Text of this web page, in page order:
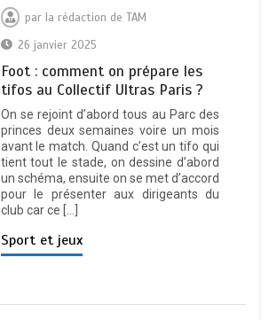
par la rédaction de TAM
26 janvier 2025
Foot : comment on prépare les
tifos au Collectif Ultras Paris ?
On se rejoint d’abord tous au Parc des
princes deux semaines voire un mois
avant le match. Quand c’est un tifo qui
tient tout le stade, on dessine d’abord
un schéma, ensuite on se met d’accord
pour le présenter aux dirigeants du
club car ce […]
Sport et jeux